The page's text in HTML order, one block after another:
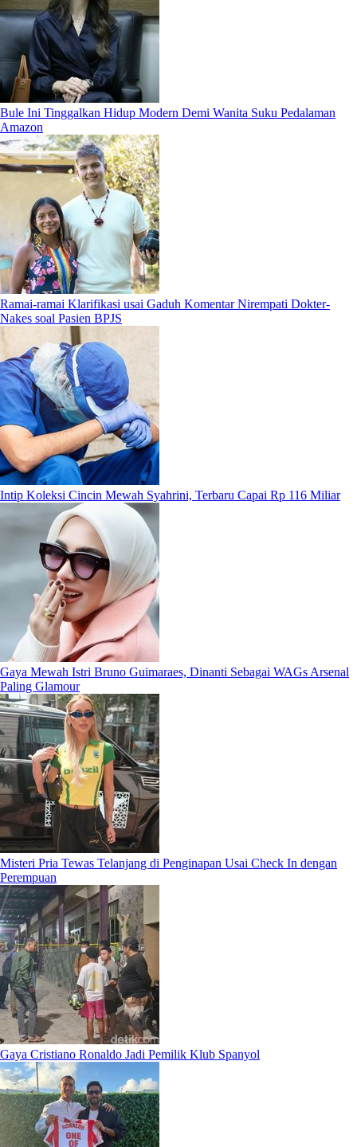
Bule Ini Tinggalkan Hidup Modern Demi Wanita Suku Pedalaman
Amazon
Ramai-ramai Klarifikasi usai Gaduh Komentar Nirempati Dokter-
Nakes soal Pasien BPJS
Intip Koleksi Cincin Mewah Syahrini, Terbaru Capai Rp 116 Miliar
Gaya Mewah Istri Bruno Guimaraes, Dinanti Sebagai WAGs Arsenal
Paling Glamour
Misteri Pria Tewas Telanjang di Penginapan Usai Check In dengan
Perempuan
Gaya Cristiano Ronaldo Jadi Pemilik Klub Spanyol